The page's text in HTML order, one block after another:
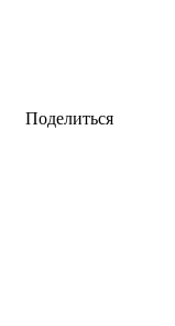
Поделиться